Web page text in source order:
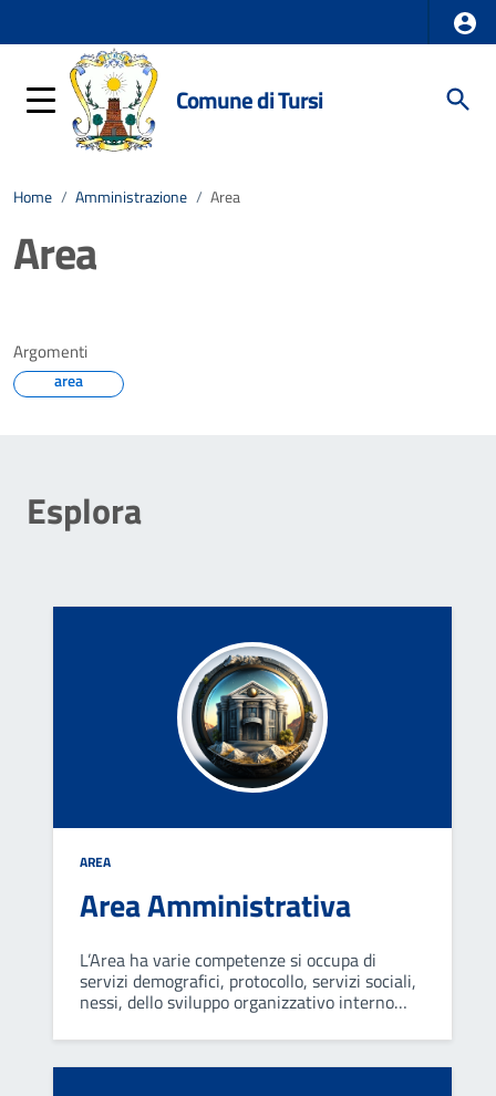
Comune di Tursi
Home / Amministrazione / Area
Area
Argomenti
area
Esplora
AREA
Area Amministrativa
L’Area ha varie competenze si occupa di
servizi demografici, protocollo, servizi sociali,
nessi, dello sviluppo organizzativo interno
organi di governo e alle altre strutture
dell'ente.